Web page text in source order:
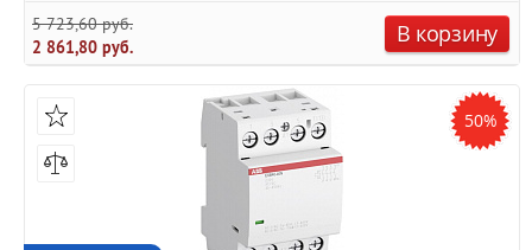
5 723,60 руб.
2 861,80 руб.
В корзину
50%